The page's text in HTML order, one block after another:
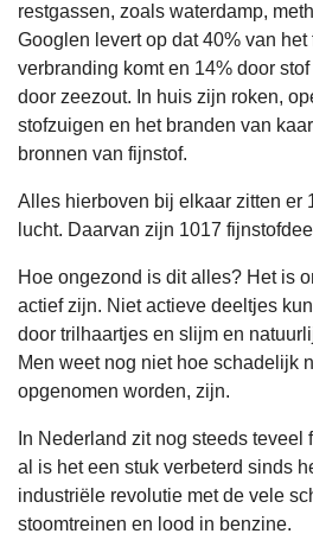
restgassen, zoals waterdamp,
Googlen levert op dat 40% van het
verbranding komt en 14% door
door zeezout. In huis zijn roken,
stofzuigen en het branden van
bronnen van fijnstof.
Alles hierboven bij elkaar zitten er
lucht. Daarvan zijn 1017
Hoe ongezond is dit alles? Het is
actief zijn. Niet actieve deeltjes
door trilhaartjes en slijm en
Men weet nog niet hoe schadelijk
opgenomen worden, zijn.
In Nederland zit nog steeds teveel
al is het een stuk verbeterd sinds
industriële revolutie met de vele
stoomtreinen en lood in benzine.